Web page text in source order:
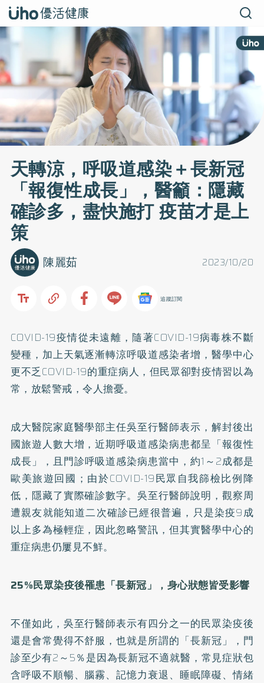
天轉涼，呼吸道感染＋長新冠
「報復性成長」，醫籲：隱藏
確診多，盡快施打 疫苗才是上
策
2023/10/20
陳麗茹
追蹤訂閱
COVID-19疫情從未遠離，隨著COVID-19病毒株不斷
變種，加上天氣逐漸轉涼呼吸道感染者增，醫學中心
更不乏COVID-19的重症病人，但民眾卻對疫情習以為
常，放鬆警戒，令人擔憂。
成大醫院家庭醫學部主任吳至行醫師表示，解封後出
國旅遊人數大增，近期呼吸道感染病患都呈「報復性
成長」，且門診呼吸道感染病患當中，約1～2成都是
歐美旅遊回國；由於COVID-19民眾自我篩檢比例降
低，隱藏了實際確診數字。吳至行醫師說明，觀察周
遭親友就能知道二次確診已經很普遍，只是染疫9成
以上多為極輕症，因此忽略警訊，但其實醫學中心的
重症病患仍屢見不鮮。
25%民眾染疫後罹患「長新冠」，身心狀態皆受影響
不僅如此，吳至行醫師表示有四分之一的民眾染疫後
還是會常覺得不舒服，也就是所謂的「長新冠」，門
診至少有2～5％是因為長新冠不適就醫，常見症狀包
含呼吸不順暢、腦霧、記憶力衰退、睡眠障礙、情緒